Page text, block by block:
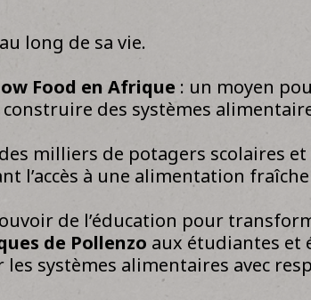
long de sa vie.
Food en Afrique : un moyen
des systèmes
milliers de potagers scolaires
l’accès à une alimentation
de l’éducation pour
de Pollenzo aux étudiantes et
systèmes alimentaires avec